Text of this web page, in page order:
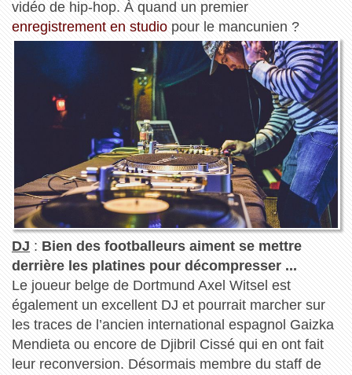
vidéo de hip-hop. À quand un premier
enregistrement en studiopour le mancunien ?
DJ : Bien des footballeurs aiment se mettre
derrière les platines pour décompresser ...
Le joueur belge de Dortmund Axel Witsel est
également un excellent DJ et pourrait marcher sur
les traces de l’ancien international espagnol Gaizka
Mendieta ou encore de Djibril Cissé qui en ont fait
leur reconversion. Désormais membre du staff de